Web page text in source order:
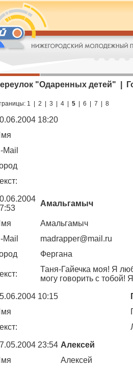
"Одаренных детей" |
1 | 2 | 3 | 4 | 5 | 6 | 7 | 8
18:20
Mail
Амальгамыч
Амальгамыч
Mail
madrapper@mail.ru
Фергана
Таня-Гайечка моя! Я
могу говорить с
10:15
23:54 Алексей
Алексей